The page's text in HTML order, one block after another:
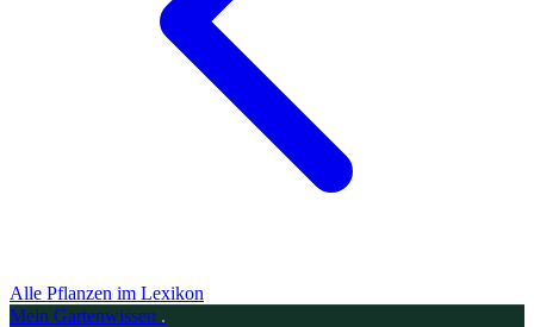
Alle Pflanzen im Lexikon
Mein Gartenwissen .